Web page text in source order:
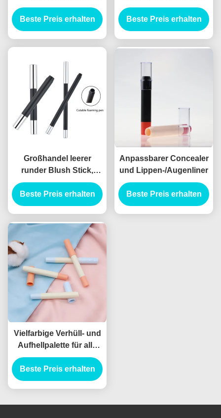
Verpackung
Designstiftröhre
Augenschattenbehälter
Beste Preis erhalten
Doppelkopf-Leere
hübsche Behälter
Augenschatten-
Beste Preis erhalten
Großhandel leerer
runder Blush Stick,
Lippenstift,
Augenschatten, Kontur-
Correaler,
Beste Preis erhalten
Anpassbarer Concealer
und Lippen-/Augenliner
Beste Preis erhalten
Vielfarbige Verhüll- und
Aufhellpalette für alle
Hauttypen
Beste Preis erhalten